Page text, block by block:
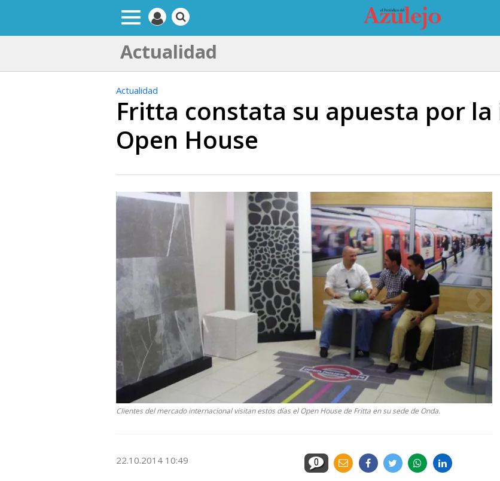
Actualidad
Actualidad
Fritta constata su apuesta por
Open House
Clientes del mercado internacional visitan estos días el Open House de Fritta en su sede de Onda.
22.10.2014 10:49 0